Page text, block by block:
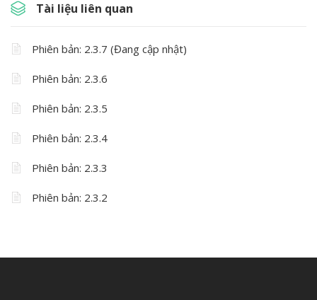
Tài liệu liên quan
Phiên bản: 2.3.7 (Đang cập nhật)
Phiên bản: 2.3.6
Phiên bản: 2.3.5
Phiên bản: 2.3.4
Phiên bản: 2.3.3
Phiên bản: 2.3.2